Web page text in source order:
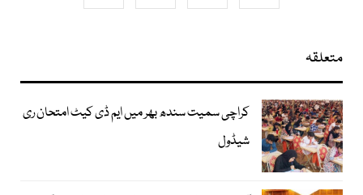
متعلقہ
کراچی سمیت سندھ بھر میں ایم ڈی کیٹ امتحان ری
شیڈول